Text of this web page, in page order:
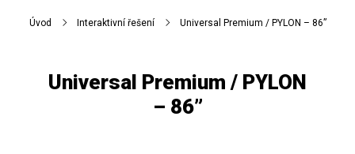
Úvod Interaktivní řešení Universal Premium / PYLON – 86”
Universal Premium / PYLON
– 86”